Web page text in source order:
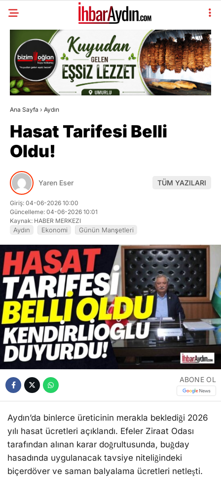
Ana Sayfa › Aydın
Hasat Tarifesi Belli
Oldu!
Yaren Eser TÜM YAZILARI
Giriş: 04-06-2026 10:00
Güncelleme: 04-06-2026 10:01
Kaynak: HABER MERKEZI
Aydın Ekonomi Günün Manşetleri
ABONE OL
Aydın’da binlerce üreticinin merakla beklediği 2026
yılı hasat ücretleri açıklandı. Efeler Ziraat Odası
tarafından alınan karar doğrultusunda, buğday
hasadında uygulanacak tavsiye niteliğindeki
biçerdöver ve saman balyalama ücretleri netleşti.